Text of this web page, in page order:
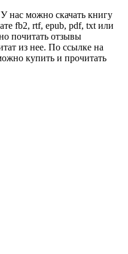
нас можно скачать книгу
fb2, rtf, epub, pdf, txt или
почитать отзывы
из нее. По ссылке на
купить и прочитать